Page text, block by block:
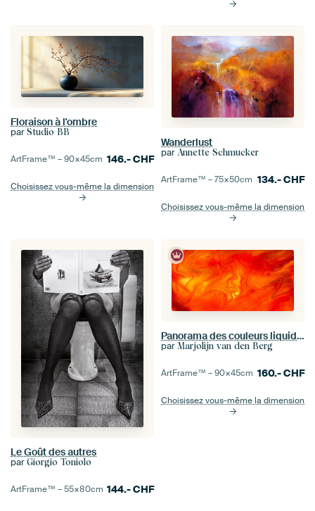
Floraison à l'ombre
par Studio BB
ArtFrame™ –90×45cm 146.-CHF
Choisissez vous-même la dimension
Wanderlust
par Annette Schmucker
ArtFrame™ –75×50cm 134.-CHF
Choisissez vous-même la dimension
Le Goût des autres
par Giorgio Toniolo
ArtFrame™ –55×80cm 144.-CHF
Panorama des couleurs liquides (rouge, orange et jaune)
par Marjolijn van den Berg
ArtFrame™ –90×45cm 160.-CHF
Choisissez vous-même la dimension